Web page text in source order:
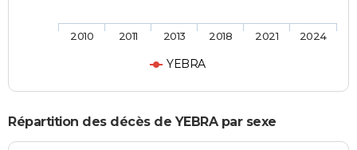
YEBRA
2010 2011 2013 2018 2021 2024
Répartition des décès de YEBRA par sexe